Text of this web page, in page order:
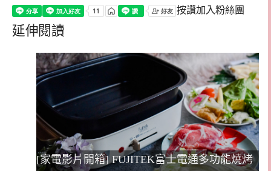
按讚加入粉絲團
延伸閱讀
[家電影片開箱] FUJITEK富士電通多功能燒烤